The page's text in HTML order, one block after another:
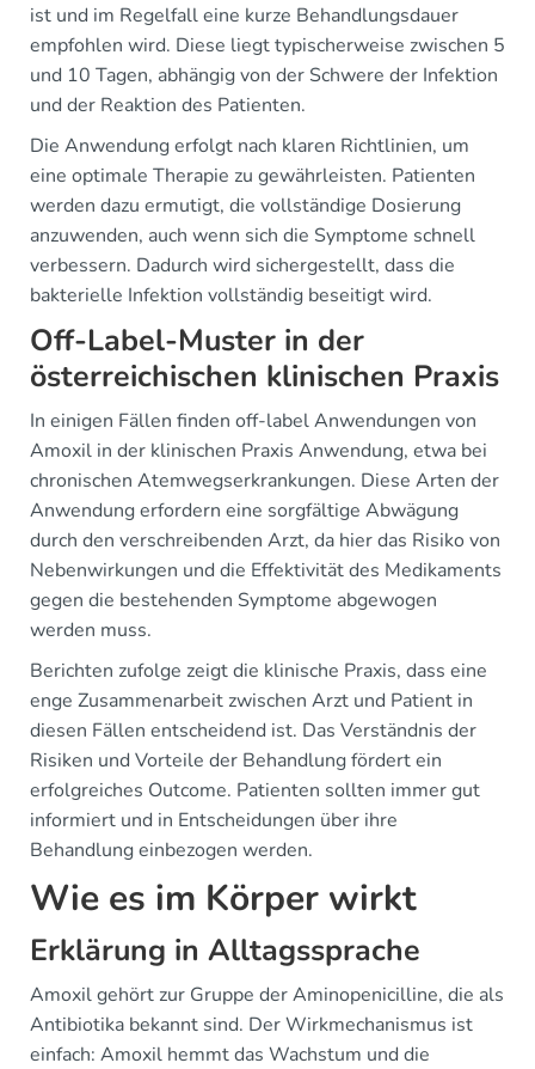
ist und im Regelfall eine kurze Behandlungsdauer
empfohlen wird. Diese liegt typischerweise zwischen 5
und 10 Tagen, abhängig von der Schwere der Infektion
und der Reaktion des Patienten.
Die Anwendung erfolgt nach klaren Richtlinien, um
eine optimale Therapie zu gewährleisten. Patienten
werden dazu ermutigt, die vollständige Dosierung
anzuwenden, auch wenn sich die Symptome schnell
verbessern. Dadurch wird sichergestellt, dass die
bakterielle Infektion vollständig beseitigt wird.
Off-Label-Muster in der
österreichischen klinischen Praxis
In einigen Fällen finden off-label Anwendungen von
Amoxil in der klinischen Praxis Anwendung, etwa bei
chronischen Atemwegserkrankungen. Diese Arten der
Anwendung erfordern eine sorgfältige Abwägung
durch den verschreibenden Arzt, da hier das Risiko von
Nebenwirkungen und die Effektivität des Medikaments
gegen die bestehenden Symptome abgewogen
werden muss.
Berichten zufolge zeigt die klinische Praxis, dass eine
enge Zusammenarbeit zwischen Arzt und Patient in
diesen Fällen entscheidend ist. Das Verständnis der
Risiken und Vorteile der Behandlung fördert ein
erfolgreiches Outcome. Patienten sollten immer gut
informiert und in Entscheidungen über ihre
Behandlung einbezogen werden.
Wie es im Körper wirkt
Erklärung in Alltagssprache
Amoxil gehört zur Gruppe der Aminopenicilline, die als
Antibiotika bekannt sind. Der Wirkmechanismus ist
einfach: Amoxil hemmt das Wachstum und die